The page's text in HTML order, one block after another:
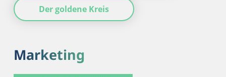
Der goldene Kreis
Marketing